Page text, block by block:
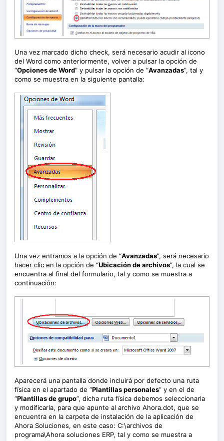
Una vez marcado dicho check, será necesario acudir al icono
del Word como anteriormente, volver a pulsar la opción de
“Opciones de Word” y pulsar la opción de “Avanzadas”, tal y
como se muestra en la siguiente pantalla:
Una vez entramos a la opción de “Avanzadas”, será necesario
hacer clic en la opción de “Ubicación de archivos”, la cual se
encuentra al final del formulario, tal y como se muestra a
continuación:
Aparecerá una pantalla donde incluirá por defecto una ruta
física en el apartado de “Plantillas personales” y en el de
“Plantillas de grupo”, dicha ruta física debemos seleccionarla
y modificarla, para que apunte al archivo Ahora.dot, que se
encuentra en la carpeta de instalación de la aplicación de
Ahora Soluciones, en este caso: C:\archivos de
programa\Ahora soluciones ERP, tal y como se muestra a